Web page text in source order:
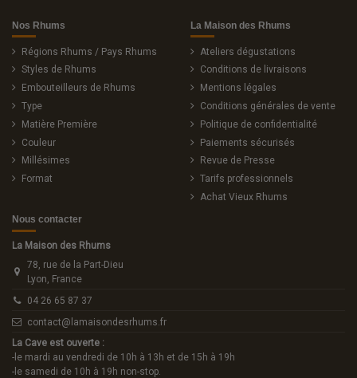
Nos Rhums
Régions Rhums / Pays Rhums
Styles de Rhums
Embouteilleurs de Rhums
Type
Matière Première
Couleur
Millésimes
Format
La Maison des Rhums
Ateliers dégustations
Conditions de livraisons
Mentions légales
Conditions générales de vente
Politique de confidentialité
Paiements sécurisés
Revue de Presse
Tarifs professionnels
Achat Vieux Rhums
Nous contacter
La Maison des Rhums
78, rue de la Part-Dieu
Lyon, France
04 26 65 87 37
contact@lamaisondesrhums.fr
La Cave est ouverte :
-le mardi au vendredi de 10h à 13h et de 15h à 19h
-le samedi de 10h à 19h non-stop.